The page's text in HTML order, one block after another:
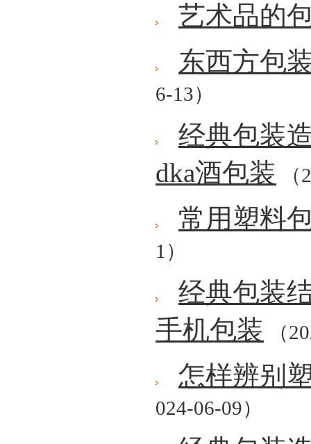
艺术品的
东西方包
6-13）
经典包装
dka酒包装 （
常用塑料
1）
经典包装
手机包装 （
怎样辨别
024-06-09）